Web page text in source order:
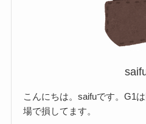
こんにちは。saifuです。G1
場で損してます。